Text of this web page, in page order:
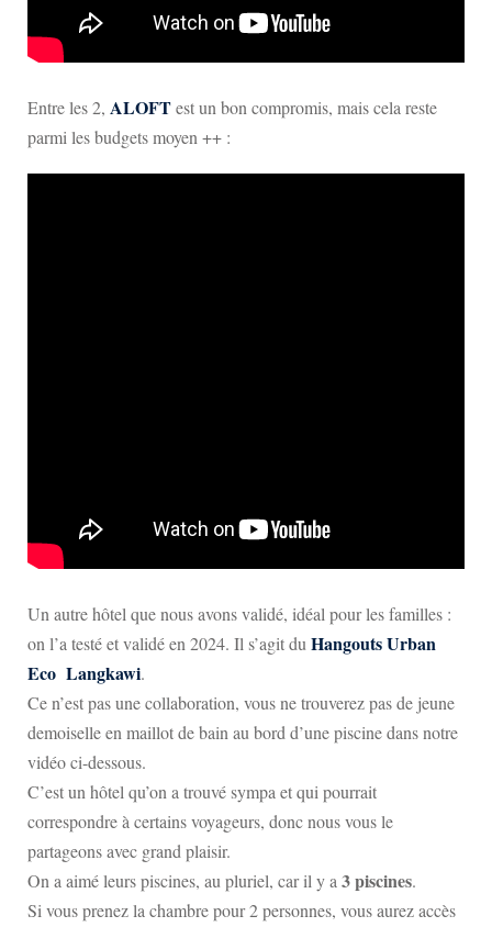
Entre les 2, ALOFTest un bon compromis, mais cela reste
parmi les budgets moyen ++ :
Un autre hôtel que nous avons validé, idéal pour les familles :
on l’a testé et validé en 2024. Il s’agit du Hangouts Urban
Eco Langkawi.
Ce n’est pas une collaboration, vous ne trouverez pas de jeune
demoiselle en maillot de bain au bord d’une piscine dans notre
vidéo ci-dessous.
C’est un hôtel qu’on a trouvé sympa et qui pourrait
correspondre à certains voyageurs, donc nous vous le
partageons avec grand plaisir.
On a aimé leurs piscines, au pluriel, car il y a 3 piscines.
Si vous prenez la chambre pour 2 personnes, vous aurez accès